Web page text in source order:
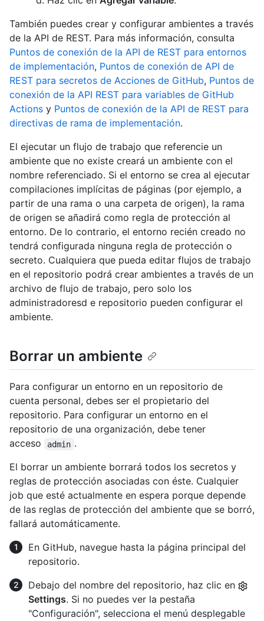
También puedes crear y configurar ambientes a través
de la API de REST. Para más información, consulta
Puntos de conexión de la API de REST para entornos
de implementación, Puntos de conexión de API de
REST para secretos de Acciones de GitHub, Puntos de
conexión de la API REST para variables de GitHub
Actions y Puntos de conexión de la API de REST para
directivas de rama de implementación.
El ejecutar un flujo de trabajo que referencie un
ambiente que no existe creará un ambiente con el
nombre referenciado. Si el entorno se crea al ejecutar
compilaciones implícitas de páginas (por ejemplo, a
partir de una rama o una carpeta de origen), la rama
de origen se añadirá como regla de protección al
entorno. De lo contrario, el entorno recién creado no
tendrá configurada ninguna regla de protección o
secreto. Cualquiera que pueda editar flujos de trabajo
en el repositorio podrá crear ambientes a través de un
archivo de flujo de trabajo, pero solo los
administradoresd e repositorio pueden configurar el
ambiente.
Borrar un ambiente
Para configurar un entorno en un repositorio de
cuenta personal, debes ser el propietario del
repositorio. Para configurar un entorno en el
repositorio de una organización, debe tener
acceso
admin .
El borrar un ambiente borrará todos los secretos y
reglas de protección asociadas con éste. Cualquier
job que esté actualmente en espera porque depende
de las reglas de protección del ambiente que se borró,
fallará automáticamente.
En GitHub, navegue hasta la página principal del
repositorio.
Debajo del nombre del repositorio, haz clic en
Settings. Si no puedes ver la pestaña
"Configuración", selecciona el menú desplegable